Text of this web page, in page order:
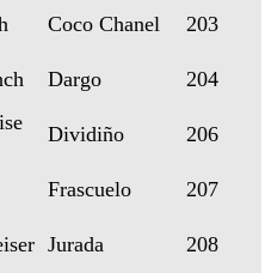
Coco Chanel
203
Dargo
204
Dividiño
206
Frascuelo
207
Jurada
208